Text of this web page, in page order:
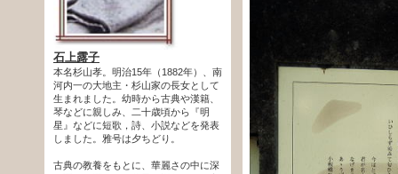
石上露子
本名杉山孝。明治15年（1882年）、南
河内一の大地主・杉山家の長女として
生まれました。幼時から古典や漢籍、
琴などに親しみ、二十歳頃から『明
星』などに短歌，詩、小説などを発表
しました。雅号は夕ちどり。
古典の教養をもとに、華麗さの中に深